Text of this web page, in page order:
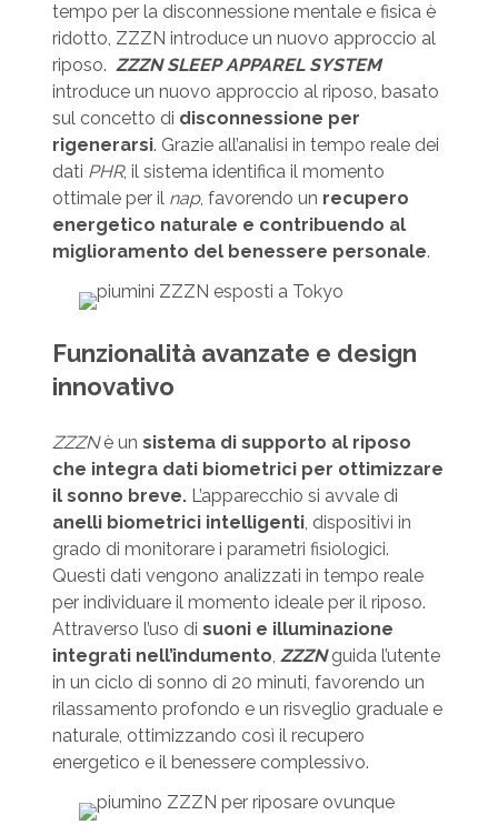
tempo per la disconnessione mentale e fisica è
ridotto, ZZZN introduce un nuovo approccio al
riposo. ZZZN SLEEP APPAREL SYSTEM
introduce un nuovo approccio al riposo, basato
sul concetto di disconnessione per
rigenerarsi. Grazie all’analisi in tempo reale dei
dati PHR, il sistema identifica il momento
ottimale per il nap, favorendo un recupero
energetico naturale e contribuendo al
miglioramento del benessere personale.
Funzionalità avanzate e design
innovativo
ZZZNè un sistema di supporto al riposo
che integra dati biometrici per ottimizzare
il sonno breve. L’apparecchio si avvale di
anelli biometrici intelligenti, dispositivi in
grado di monitorare i parametri fisiologici.
Questi dati vengono analizzati in tempo reale
per individuare il momento ideale per il riposo.
Attraverso l’uso di suoni e illuminazione
integrati nell’indumento, ZZZNguida l’utente
in un ciclo di sonno di 20 minuti, favorendo un
rilassamento profondo e un risveglio graduale e
naturale, ottimizzando così il recupero
energetico e il benessere complessivo.